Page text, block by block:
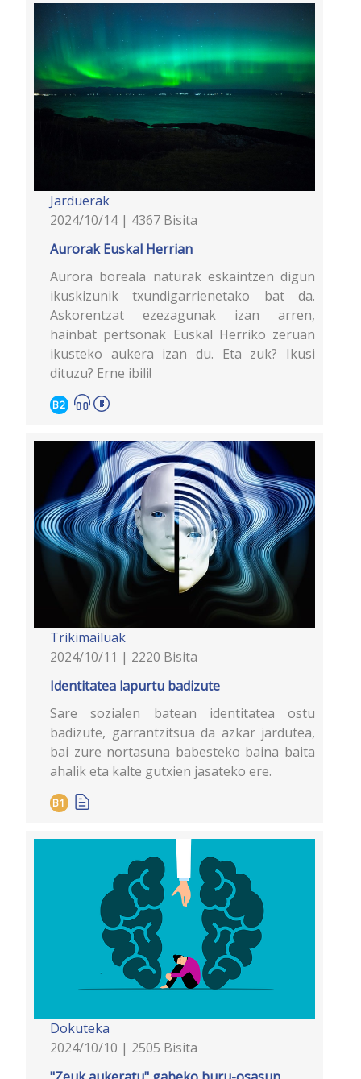
Jarduerak
2024/10/14 | 4367 Bisita
Aurorak Euskal Herrian
Aurora boreala naturak eskaintzen digun
ikuskizunik txundigarrienetako bat da.
Askorentzat ezezagunak izan arren,
hainbat pertsonak Euskal Herriko zeruan
ikusteko aukera izan du. Eta zuk? Ikusi
dituzu? Erne ibili!
B2
Trikimailuak
2024/10/11 | 2220 Bisita
Identitatea lapurtu badizute
Sare sozialen batean identitatea ostu
badizute, garrantzitsua da azkar jardutea,
bai zure nortasuna babesteko baina baita
ahalik eta kalte gutxien jasateko ere.
B1
Dokuteka
2024/10/10 | 2505 Bisita